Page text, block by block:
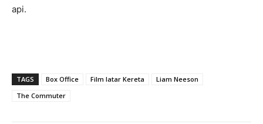
api.
TAGS Box Office Film latar Kereta
Liam Neeson
The Commuter